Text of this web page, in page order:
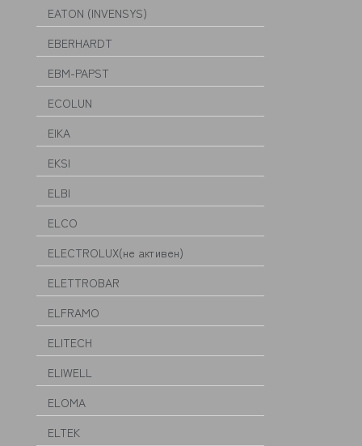
EATON (INVENSYS)
EBERHARDT
EBM-PAPST
ECOLUN
EIKA
EKSI
ELBI
ELCO
ELECTROLUX(не активен)
ELETTROBAR
ELFRAMO
ELITECH
ELIWELL
ELOMA
ELTEK